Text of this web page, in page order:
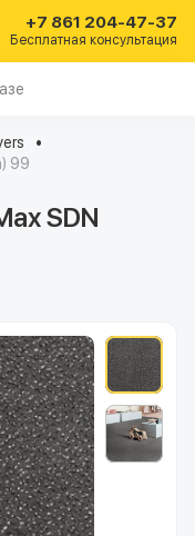
+7 861 204-47-37
Бесплатная консультация
99
SDN